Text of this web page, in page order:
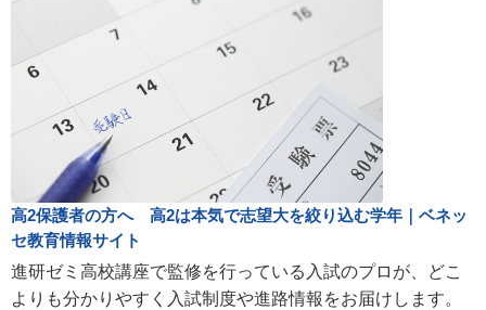
高2保護者の方へ 高2は本気で志望大を絞り込む学年｜ベネッ
セ教育情報サイト
進研ゼミ高校講座で監修を行っている入試のプロが、どこ
よりも分かりやすく入試制度や進路情報をお届けします。